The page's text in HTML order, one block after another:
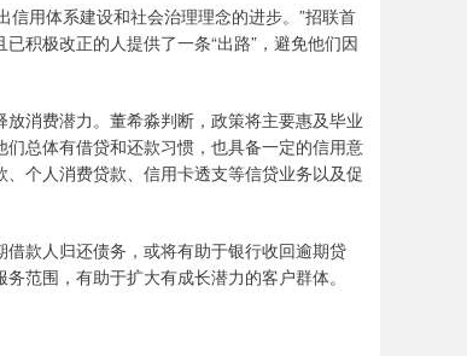
用体系建设和社会治理理念的进步。”招联首
积极改正的人提供了一条“出路”，避免他们因
消费潜力。董希淼判断，政策将主要惠及毕业
总体有借贷和还款习惯，也具备一定的信用意
个人消费贷款、信用卡透支等信贷业务以及促
款人归还债务，或将有助于银行收回逾期贷
范围，有助于扩大有成长潜力的客户群体。